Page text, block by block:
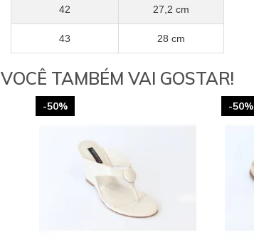
42 27,2 cm
43 28 cm
VOCÊ TAMBÉM VAI GOSTAR!
-50% -50%